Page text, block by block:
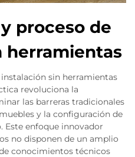
proceso de
herramientas
sin herramientas
revoluciona la
las barreras tradicionales
y la configuración de
Este enfoque innovador
no disponen de un amplio
conocimientos técnicos